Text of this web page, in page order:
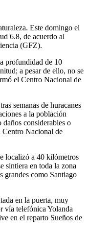
Este domingo el
6.8, de acuerdo al
(GFZ).
profundidad de 10
a pesar de ello, no se
el Centro Nacional de
semanas de huracanes
a la población
considerables o
Centro Nacional de
localizó a 40 kilómetros
sintiera en toda la zona
grandes como Santiago
en la puerta, muy
vía telefónica Yolanda
en el reparto Sueños de